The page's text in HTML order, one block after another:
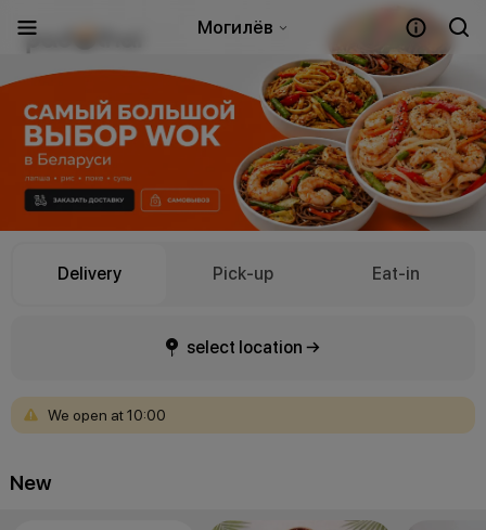
Могилёв
Delivery Pick-up Eat-in
select location →
We open at10:00
New